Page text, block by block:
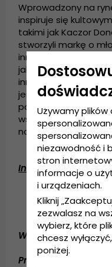
Wprowadzony na
inspiruje się
takimi jak Kaczor
stworzyli markę o
innowacyjnym
jakości,
innowacje w
jest przede
popularnym
wszystkich tych,
nowoczesne modne
Informacje
Rozmiar
Regulacja z
Wykonanie:
Przewodnik po
Używamy
niezawodność i
stron
informacje o
i urządzeniach.
Kliknij
zezwalasz na
wybierz, które
chcesz
poniżej.